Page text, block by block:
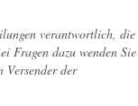
verantwortlich, die
Fragen dazu wenden Sie
Versender der